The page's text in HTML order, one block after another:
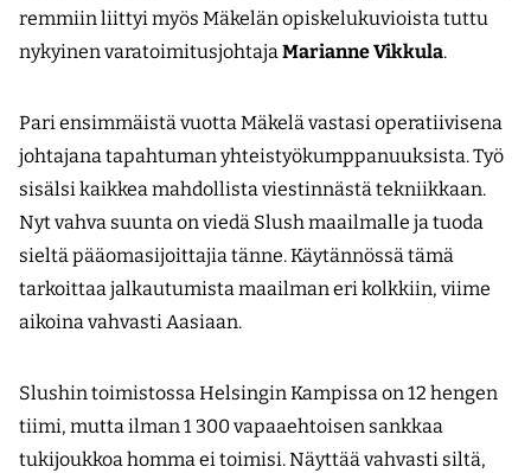
remmiin liittyi myös Mäkelän opiskelukuvioista tuttu
nykyinen varatoimitusjohtajaMarianne Vikkula.
Pari ensimmäistä vuotta Mäkelä vastasi operatiivisena
johtajana tapahtuman yhteistyökumppanuuksista. Työ
sisälsi kaikkea mahdollista viestinnästä tekniikkaan.
Nyt vahva suunta on viedä Slush maailmalle ja tuoda
sieltä pääomasijoittajia tänne. Käytännössä tämä
tarkoittaa jalkautumista maailman eri kolkkiin, viime
aikoina vahvasti Aasiaan.
Slushin toimistossa Helsingin Kampissa on 12 hengen
tiimi, mutta ilman 1 300 vapaa­ehtoisen sankkaa
tukijoukkoa homma ei toimisi. Näyttää vahvasti siltä,